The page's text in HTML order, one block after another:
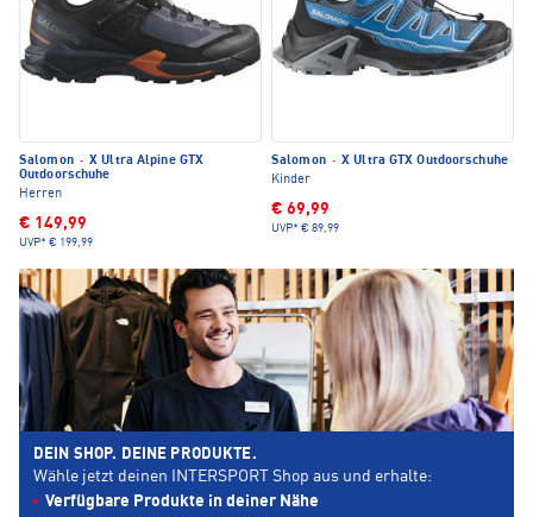
Salomon · X Ultra Alpine GTX
Outdoorschuhe
Herren
€ 149,99
UVP* € 199,99
Salomon · X Ultra GTX Outdoorschuhe
Kinder
€ 69,99
UVP* € 89,99
DEIN SHOP. DEINE PRODUKTE.
Wähle jetzt deinen INTERSPORT Shop aus und erhalte:
Verfügbare Produkte in deiner Nähe